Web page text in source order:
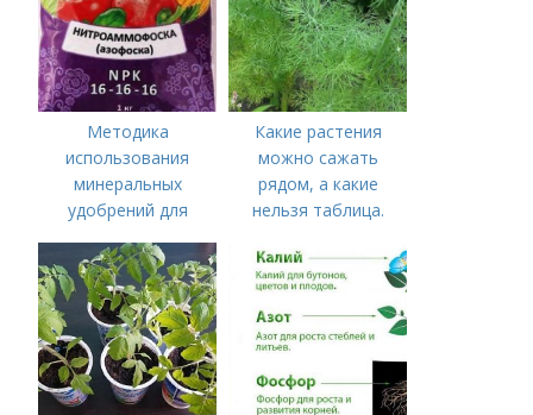
Методика
использования
минеральных
удобрений для
Минеральное
питание
Какие растения
можно сажать
рядом, а какие
нельзя таблица.